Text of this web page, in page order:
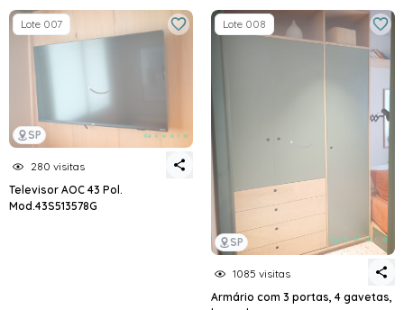
SP
Lote 007
280 visitas
Televisor AOC 43 Pol.
Mod.43S513578G
SP
Lote 008
1085 visitas
Armário com 3 portas, 4 gavetas,